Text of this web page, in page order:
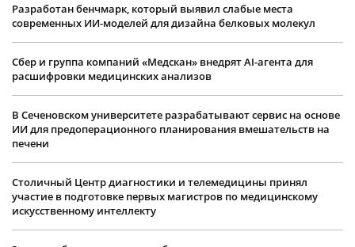
Разработан бенчмарк, который выявил слабые места
современных ИИ-моделей для дизайна белковых молекул
Сбер и группа компаний «Медскан» внедрят AI-агента для
расшифровки медицинских анализов
В Сеченовском университете разрабатывают сервис на основе
ИИ для предоперационного планирования вмешательств на
печени
Столичный Центр диагностики и телемедицины принял
участие в подготовке первых магистров по медицинскому
искусственному интеллекту